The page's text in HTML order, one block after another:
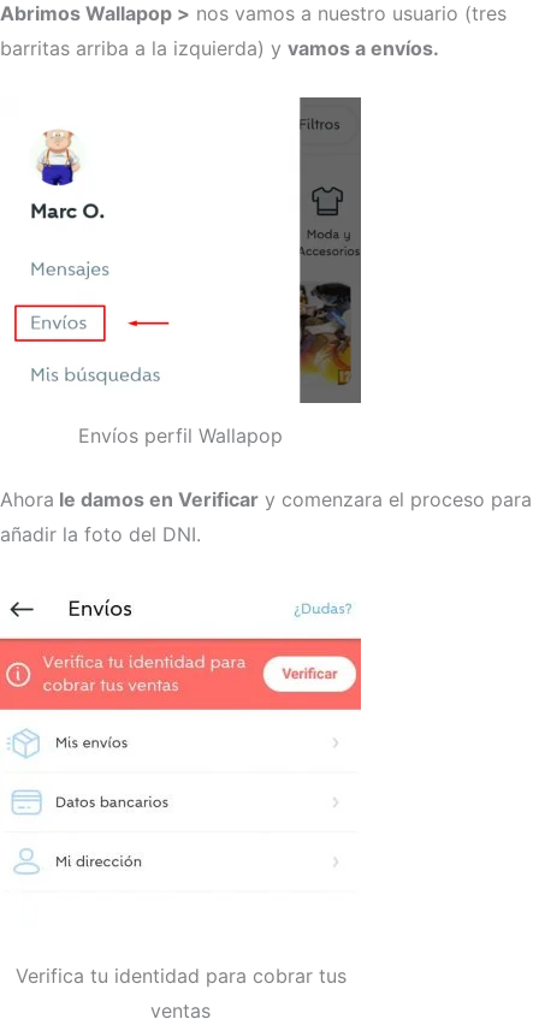
Abrimos Wallapop > nos vamos a nuestro usuario (tres
barritas arriba a la izquierda) y vamos a envíos.
Envíos perfil Wallapop
Ahora le damos en Verificar y comenzara el proceso para
añadir la foto del DNI.
Verifica tu identidad para cobrar tus
ventas